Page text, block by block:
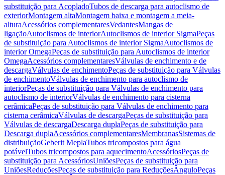
substituição para AcopladoTubos de descarga para autoclismo de
exteriorMontagem altaMontagem baixa e montagem a meia-
alturaAcessórios complementaresVedantesMangas de
ligaçãoAutoclismos de interiorAutoclismos de interior SigmaPeças
de substituição para Autoclismos de interior SigmaAutoclismos de
interior OmegaPeças de substituição para Autoclismos de interior
OmegaAcessórios complementaresVálvulas de enchimento e de
descargaVálvulas de enchimentoPeças de substituição para Válvulas
de enchimentoVálvulas de enchimento para autoclismo de
interiorPeças de substituição para Válvulas de enchimento para
autoclismo de interiorVálvulas de enchimento para cisterna
cerâmicaPeças de substituição para Válvulas de enchimento para
cisterna cerâmicaVálvulas de descargaPeças de substituição para
Válvulas de descargaDescarga duplaPeças de substituição para
Descarga duplaAcessórios complementaresMembranasSistemas de
distribuiçãoGeberit MeplaTubos tricompostos para água
potávelTubos tricompostos para aquecimentoAcessóriosPeças de
substituição para AcessóriosUniõesPeças de substituição para
UniõesReduçõesPeças de substituição para ReduçõesÂnguloPeças